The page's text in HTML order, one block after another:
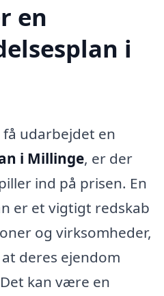
en
i
udarbejdet en
i Millinge, er der
ind på prisen. En
er et vigtigt redskab
og virksomheder,
deres ejendom
kan være en